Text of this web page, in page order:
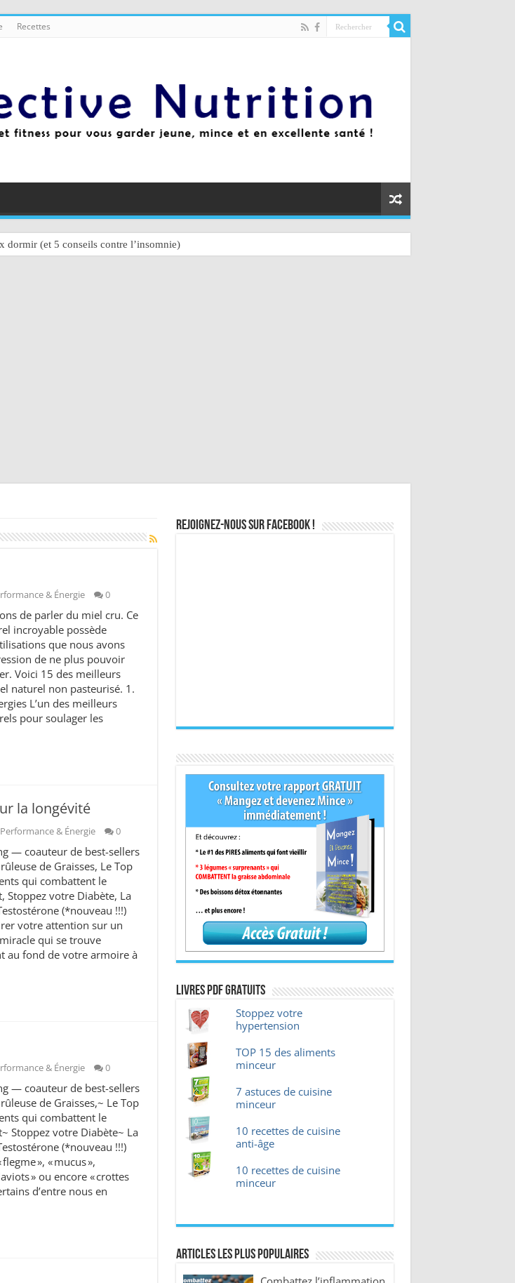
Recettes
dormir (et 5 conseils contre l’insomnie)
& Énergie 0
de parler du miel cru. Ce
incroyable possède
que nous avons
de ne plus pouvoir
Voici 15 des meilleurs
naturel non pasteurisé. 1.
L’un des meilleurs
pour soulager les
la longévité
Performance & Énergie 0
— coauteur de best-sellers
de Graisses, Le Top
qui combattent le
Stoppez votre Diabète, La
(*nouveau !!!)
votre attention sur un
qui se trouve
au fond de votre armoire à
& Énergie 0
— coauteur de best-sellers
de Graisses,~ Le Top
qui combattent le
Stoppez votre Diabète~ La
(*nouveau !!!)
», « mucus »,
» ou encore « crottes
d’entre nous en
Rejoignez-nous sur Facebook !
Livres pdf GRATUITS
Stoppez votre
hypertension
TOP 15 des aliments
minceur
7 astuces de cuisine
minceur
10 recettes de cuisine
anti-âge
10 recettes de cuisine
minceur
Articles les plus Populaires